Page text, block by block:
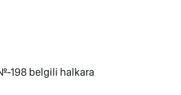
198 belgili halkara